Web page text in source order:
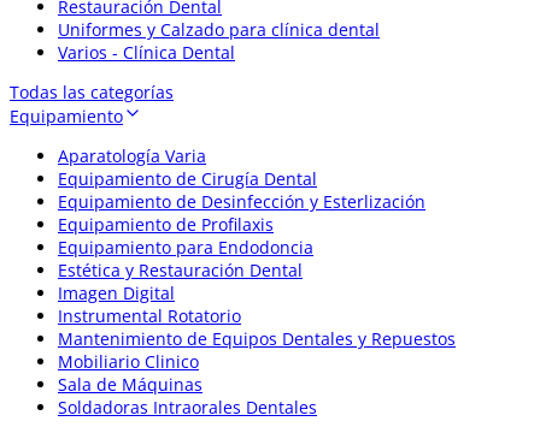
Restauración Dental
Uniformes y Calzado para clínica dental
Varios - Clínica Dental
Todas las categorías
Equipamiento
Aparatología Varia
Equipamiento de Cirugía Dental
Equipamiento de Desinfección y Esterlización
Equipamiento de Profilaxis
Equipamiento para Endodoncia
Estética y Restauración Dental
Imagen Digital
Instrumental Rotatorio
Mantenimiento de Equipos Dentales y Repuestos
Mobiliario Clinico
Sala de Máquinas
Soldadoras Intraorales Dentales